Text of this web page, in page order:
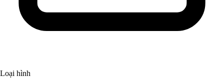
Loại hình